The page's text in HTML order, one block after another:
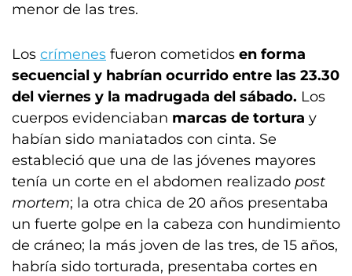
menor de las tres.
Los crímenes fueron cometidos en forma
secuencial y habrían ocurrido entre las 23.30
del viernes y la madrugada del sábado. Los
cuerpos evidenciaban marcas de tortura y
habían sido maniatados con cinta. Se
estableció que una de las jóvenes mayores
tenía un corte en el abdomen realizado post
mortem; la otra chica de 20 años presentaba
un fuerte golpe en la cabeza con hundimiento
de cráneo; la más joven de las tres, de 15 años,
habría sido torturada, presentaba cortes en